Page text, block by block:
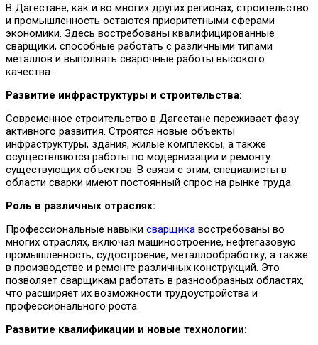
В Дагестане, как и во многих других регионах, строительство
и промышленность остаются приоритетными сферами
экономики. Здесь востребованы квалифицированные
сварщики, способные работать с различными типами
металлов и выполнять сварочные работы высокого
качества.
Развитие инфраструктуры и строительства:
Современное строительство в Дагестане переживает фазу
активного развития. Строятся новые объекты
инфраструктуры, здания, жилые комплексы, а также
осуществляются работы по модернизации и ремонту
существующих объектов. В связи с этим, специалисты в
области сварки имеют постоянный спрос на рынке труда.
Роль в различных отраслях:
Профессиональные навыки сварщика востребованы во
многих отраслях, включая машиностроение, нефтегазовую
промышленность, судостроение, металлообработку, а также
в производстве и ремонте различных конструкций. Это
позволяет сварщикам работать в разнообразных областях,
что расширяет их возможности трудоустройства и
профессионального роста.
Развитие квалификации и новые технологии: